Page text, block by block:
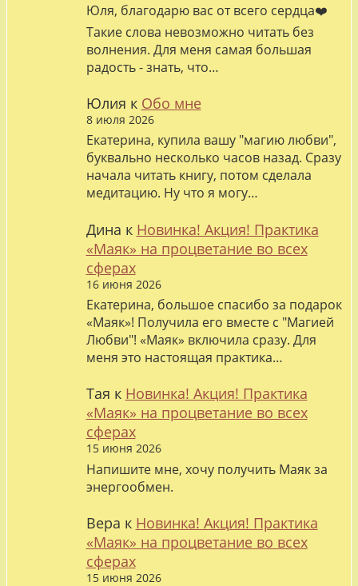
Юля, благодарю вас от всего сердца❤️
Такие слова невозможно читать без
волнения. Для меня самая большая
радость - знать, что…
Юлия к Обо мне
8 июля 2026
Екатерина, купила вашу "магию любви",
буквально несколько часов назад. Сразу
начала читать книгу, потом сделала
медитацию. Ну что я могу…
Дина к Новинка! Акция! Практика
«Маяк» на процветание во всех
сферах
16 июня 2026
Екатерина, большое спасибо за подарок
«Маяк»! Получила его вместе с "Магией
Любви"! «Маяк» включила сразу. Для
меня это настоящая практика…
Тая к Новинка! Акция! Практика
«Маяк» на процветание во всех
сферах
15 июня 2026
Напишите мне, хочу получить Маяк за
энергообмен.
Вера к Новинка! Акция! Практика
«Маяк» на процветание во всех
сферах
15 июня 2026